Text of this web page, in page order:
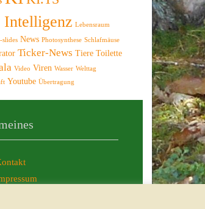
Lebensraum
slides News Photosynthese Schlafmäuse
Ticker-News Tiere Toilette
Video Viren Wasser Welttag
Youtube Übertragung